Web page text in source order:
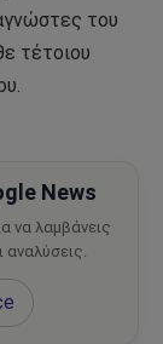
του
τέτοιου
News
να λαμβάνεις